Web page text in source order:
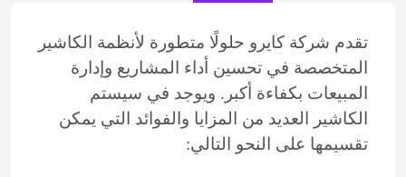
تقدم شركة كايرو حلولًا متطورة لأنظمة الكاشير
المتخصصة في تحسين أداء المشاريع وإدارة
المبيعات بكفاءة أكبر. ويوجد في سيستم
الكاشير العديد من المزايا والفوائد التي يمكن
تقسيمها على النحو التالي: